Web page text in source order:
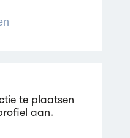
te plaatsen
aan.